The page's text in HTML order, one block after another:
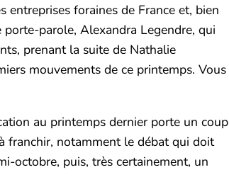
entreprises foraines de France et, bien
porte-parole, Alexandra Legendre, qui
prenant la suite de Nathalie
mouvements de ce printemps. Vous
au printemps dernier porte un coup
franchir, notamment le débat qui doit
octobre, puis, très certainement, un